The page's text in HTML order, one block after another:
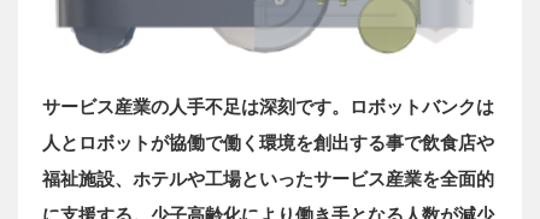
サービス産業の人手不足は深刻です。ロボットバンクは
人とロボットが協働で働く環境を創出する事で飲食店や
福祉施設、ホテルや工場といったサービス産業を全面的
に支援する。少子高齢化により働き手となる人数が減少